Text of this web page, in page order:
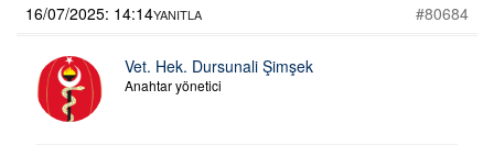
16/07/2025: 14:14 #80684
YANITLA
Vet. Hek. Dursunali Şimşek
Anahtar yönetici